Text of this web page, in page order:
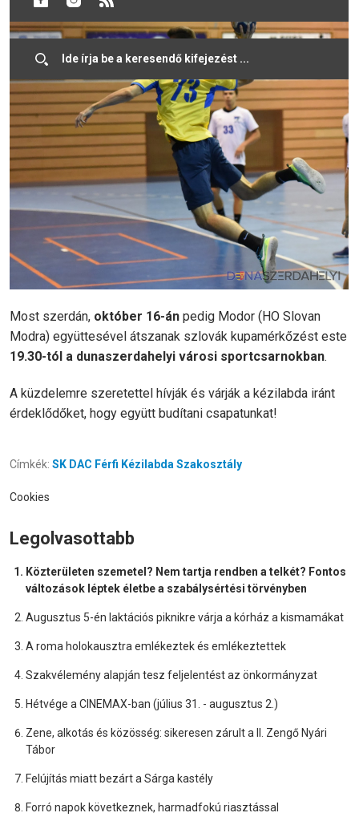
Most szerdán, október 16-án pedig Modor (HO Slovan
Modra) együttesével átszanak szlovák kupamérkőzést este
19.30-tól a dunaszerdahelyi városi sportcsarnokban.
A küzdelemre szeretettel hívják és várják a kézilabda iránt
érdeklődőket, hogy együtt budítani csapatunkat!
Címkék: SK DAC Férfi Kézilabda Szakosztály
Cookies
Legolvasottabb
Közterületen szemetel? Nem tartja rendben a telkét? Fontos
változások léptek életbe a szabálysértési törvényben
Augusztus 5-én laktációs piknikre várja a kórház a kismamákat
A roma holokausztra emlékeztek és emlékeztettek
Szakvélemény alapján tesz feljelentést az önkormányzat
Hétvége a CINEMAX-ban (július 31. - augusztus 2.)
Zene, alkotás és közösség: sikeresen zárult a II. Zengő Nyári
Tábor
Felújítás miatt bezárt a Sárga kastély
Forró napok következnek, harmadfokú riasztással